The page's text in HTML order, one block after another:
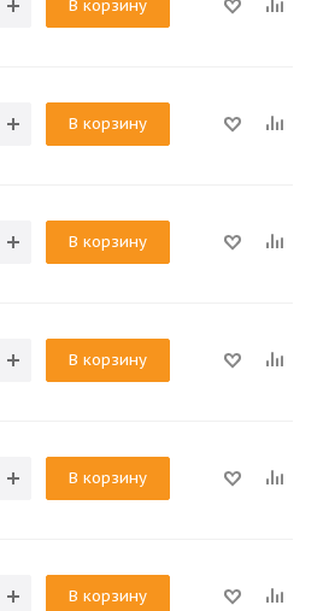
В корзину
В корзину
В корзину
В корзину
В корзину
В корзину